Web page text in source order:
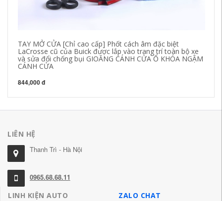
TAY MỞ CỬA [Chỉ cao cấp] Phốt cách âm đặc biệt
LaCrosse cũ của Buick được lắp vào trang trí toàn bộ xe
và sửa đổi chống bụi GIOĂNG CÁNH CỬA Ổ KHÓA NGẬM
CÁNH CỬA
844,000 đ
LIÊN HỆ
Thanh Trì - Hà Nội
0965.68.68.11
LINH KIỆN AUTO
ZALO CHAT